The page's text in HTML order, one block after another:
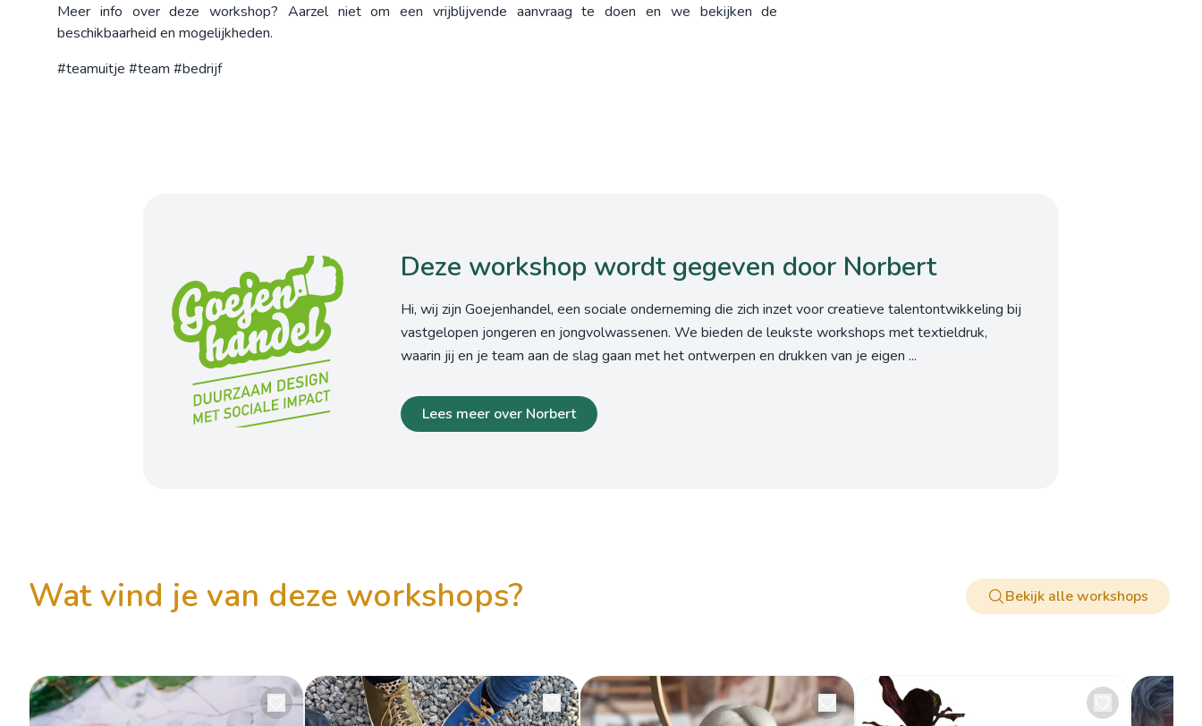
Meer info over deze workshop? Aarzel niet om een vrijblijvende aanvraag te doen en we bekijken de
beschikbaarheid en mogelijkheden.
#teamuitje #team #bedrijf
Deze workshop wordt gegeven door Norbert
Hi, wij zijn Goejenhandel, een sociale onderneming die zich inzet voor creatieve talentontwikkeling bij
vastgelopen jongeren en jongvolwassenen. We bieden de leukste workshops met textieldruk,
waarin jij en je team aan de slag gaan met het ontwerpen en drukken van je eigen ...
Lees meer over Norbert
wat vind je van deze workshops? Bekijk alle workshops